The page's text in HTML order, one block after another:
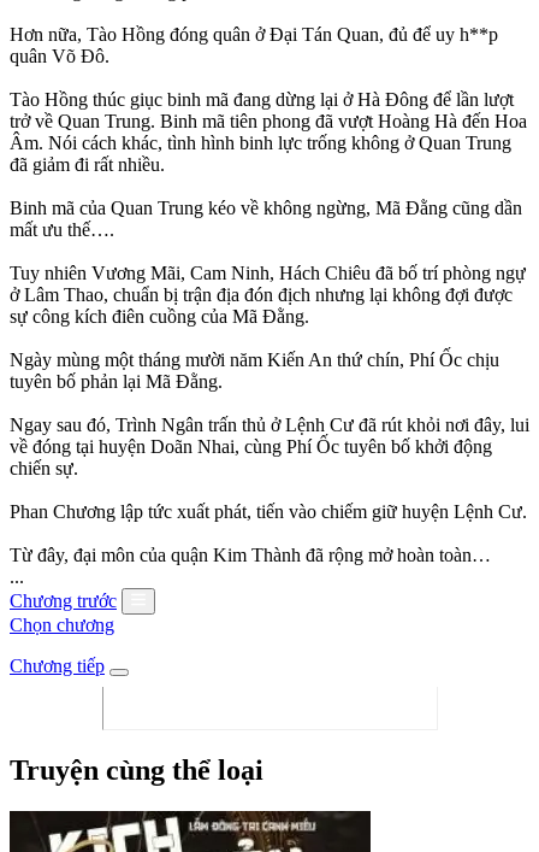
Hơn nữa, Tào Hồng đóng quân ở Đại Tán Quan, đủ để uy h**p
quân Võ Đô.
Tào Hồng thúc giục binh mã đang dừng lại ở Hà Đông để lần lượt
trở về Quan Trung. Binh mã tiên phong đã vượt Hoàng Hà đến Hoa
Âm. Nói cách khác, tình hình binh lực trống không ở Quan Trung
đã giảm đi rất nhiều.
Binh mã của Quan Trung kéo về không ngừng, Mã Đằng cũng dần
mất ưu thế….
Tuy nhiên Vương Mãi, Cam Ninh, Hách Chiêu đã bố trí phòng ngự
ở Lâm Thao, chuẩn bị trận địa đón địch nhưng lại không đợi được
sự công kích điên cuồng của Mã Đằng.
Ngày mùng một tháng mười năm Kiến An thứ chín, Phí Ốc chịu
tuyên bố phản lại Mã Đằng.
Ngay sau đó, Trình Ngân trấn thủ ở Lệnh Cư đã rút khỏi nơi đây, lui
về đóng tại huyện Doãn Nhai, cùng Phí Ốc tuyên bố khởi động
chiến sự.
Phan Chương lập tức xuất phát, tiến vào chiếm giữ huyện Lệnh Cư.
Từ đây, đại môn của quận Kim Thành đã rộng mở hoàn toàn…
...
Chương trước
Chọn chương
Chương tiếp
Truyện cùng thể loại